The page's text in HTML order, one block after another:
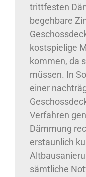
trittfesten
begehbare
kostspielige
kommen, da
müssen. In
einer
Verfahren
Dämmung
erstaunlich
sämtliche